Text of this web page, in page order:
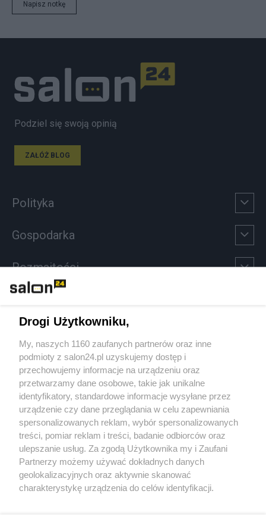
Napisz notkę
Podziel się swoją opinią
ZAŁÓŻ BLOG
Polityka
Gospodarka
Rozmaitości
Sport
Społeczeństwo
Kultura
X Facebook Instagram Youtube
Drogi Użytkowniku,
My, naszych 1160 zaufanych partnerów oraz inne
podmioty z salon24.pl uzyskujemy dostęp i
przechowujemy informacje na urządzeniu oraz
przetwarzamy dane osobowe, takie jak unikalne
identyfikatory, standardowe informacje wysyłane przez
urządzenie czy dane przeglądania w celu zapewniania
spersonalizowanych reklam, wybór spersonalizowanych
treści, pomiar reklam i treści, badanie odbiorców oraz
ulepszanie usług. Za zgodą Użytkownika my i Zaufani
Partnerzy możemy używać dokładnych danych
geolokalizacyjnych oraz aktywnie skanować
charakterystykę urządzenia do celów identyfikacji.